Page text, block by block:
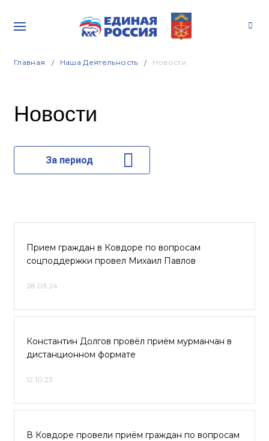
Главная Наша Деятельность Новости
Новости
За период
Прием граждан в Ковдоре по вопросам
соцподдержки провел Михаил Павлов
28.03.24
Константин Долгов провёл приём мурманчан в
дистанционном формате
12.10.23
В Ковдоре провели приём граждан по вопросам